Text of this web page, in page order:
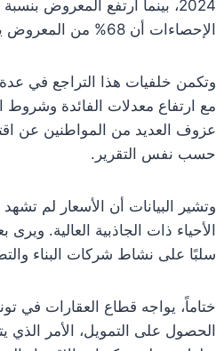
الإحصاءات أن 68% من المعروض يتعلق بالشقق السكنية.
وتكمن خلفيات هذا التراجع في عدة
مع ارتفاع معدلات الفائدة وشروط
عزوف العديد من المواطنين عن
حسب نفس التقرير.
وتشير البيانات أن الأسعار لم
الأحياء ذات الجاذبية العالية.
سلبًا على نشاط شركات البناء
ختاماً، يواجه قطاع العقارات في
الحصول على التمويل، الأمر الذي